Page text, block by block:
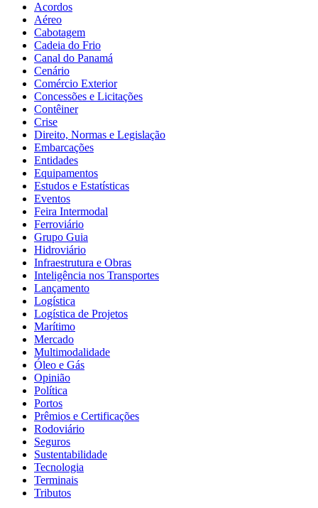
Acordos
Aéreo
Cabotagem
Cadeia do Frio
Canal do Panamá
Cenário
Comércio Exterior
Concessões e Licitações
Contêiner
Crise
Direito, Normas e Legislação
Embarcações
Entidades
Equipamentos
Estudos e Estatísticas
Eventos
Feira Intermodal
Ferroviário
Grupo Guia
Hidroviário
Infraestrutura e Obras
Inteligência nos Transportes
Lançamento
Logística
Logística de Projetos
Marítimo
Mercado
Multimodalidade
Óleo e Gás
Opinião
Política
Portos
Prêmios e Certificações
Rodoviário
Seguros
Sustentabilidade
Tecnologia
Terminais
Tributos